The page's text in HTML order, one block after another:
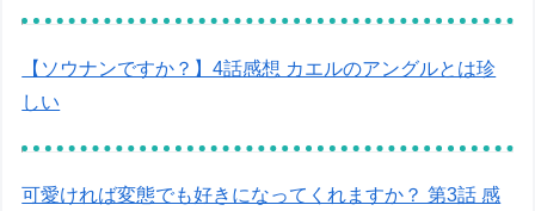
【ソウナンですか？】4話感想 カエルのアングルとは珍
しい
可愛ければ変態でも好きになってくれますか？ 第3話 感